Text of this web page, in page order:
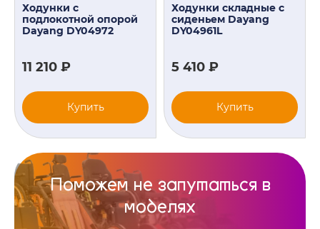
Ходунки с
подлокотной опорой
Dayang DY04972
11 210 ₽
Купить
Ходунки складные с
сиденьем Dayang
DY04961L
5 410 ₽
Купить
Поможем не запутаться в
моделях